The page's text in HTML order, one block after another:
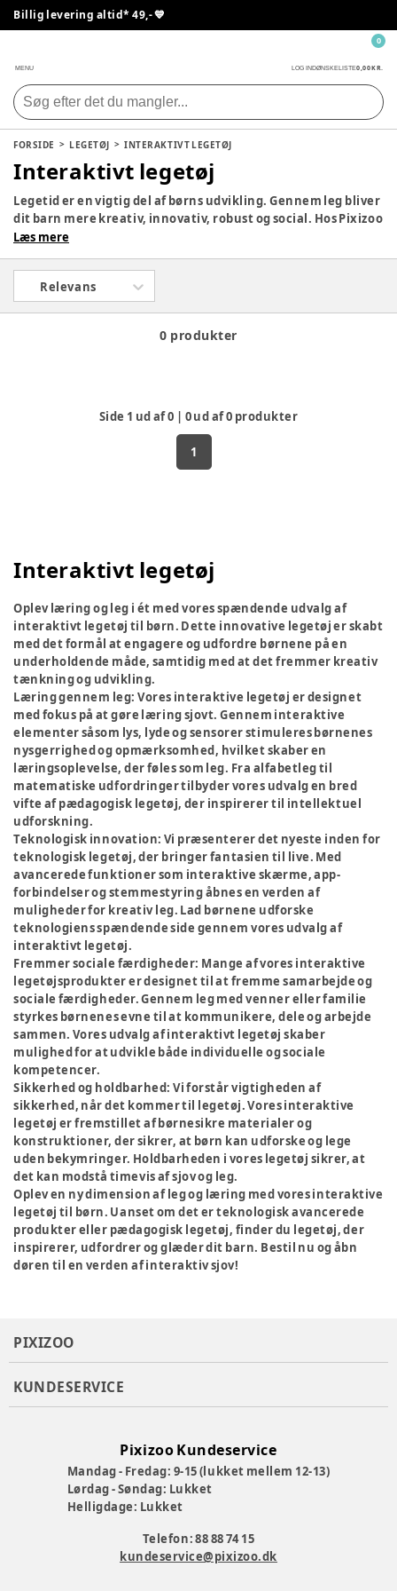
Billig levering altid* 49,- 💙
MENU LOG INDØNSKELISTE0,00 KR.
0
FORSIDE LEGETØJ INTERAKTIVT LEGETØJ
Interaktivt legetøj
Legetid er en vigtig del af børns udvikling. Gennem leg bliver
dit barn mere kreativ, innovativ, robust og social. Hos Pixizoo
har vi samlet det bedste legetøj til både babyer og børn.
barn her.
Læs mere
Relevans
0 produkter
Side 1 ud af0 | 0ud af0 produkter
1
Interaktivt legetøj
Oplev læring og leg i ét med vores spændende udvalg af
interaktivt legetøj til børn. Dette innovative legetøj er skabt
med det formål at engagere og udfordre børnene på en
underholdende måde, samtidig med at det fremmer kreativ
tænkning og udvikling.
Læring gennem leg: Vores interaktive legetøj er designet
med fokus på at gøre læring sjovt. Gennem interaktive
elementer såsom lys, lyde og sensorer stimuleres børnenes
nysgerrighed og opmærksomhed, hvilket skaber en
læringsoplevelse, der føles som leg. Fra alfabetleg til
matematiske udfordringer tilbyder vores udvalg en bred
vifte af pædagogisk legetøj, der inspirerer til intellektuel
udforskning.
Teknologisk innovation: Vi præsenterer det nyeste inden for
teknologisk legetøj, der bringer fantasien til live. Med
avancerede funktioner som interaktive skærme, app-
forbindelser og stemmestyring åbnes en verden af
muligheder for kreativ leg. Lad børnene udforske
teknologiens spændende side gennem vores udvalg af
interaktivt legetøj.
Fremmer sociale færdigheder: Mange af vores interaktive
legetøjsprodukter er designet til at fremme samarbejde og
sociale færdigheder. Gennem leg med venner eller familie
styrkes børnenes evne til at kommunikere, dele og arbejde
sammen. Vores udvalg af interaktivt legetøj skaber
mulighed for at udvikle både individuelle og sociale
kompetencer.
Sikkerhed og holdbarhed: Vi forstår vigtigheden af
sikkerhed, når det kommer til legetøj. Vores interaktive
legetøj er fremstillet af børnesikre materialer og
konstruktioner, der sikrer, at børn kan udforske og lege
uden bekymringer. Holdbarheden i vores legetøj sikrer, at
det kan modstå timevis af sjov og leg.
Oplev en ny dimension af leg og læring med vores interaktive
legetøj til børn. Uanset om det er teknologisk avancerede
produkter eller pædagogisk legetøj, finder du legetøj, der
inspirerer, udfordrer og glæder dit barn. Bestil nu og åbn
døren til en verden af interaktiv sjov!
PIXIZOO
KUNDESERVICE
Pixizoo Kundeservice
Mandag - Fredag: 9-15 (lukket mellem 12-13)
Lørdag - Søndag: Lukket
Helligdage: Lukket
Telefon: 88 88 74 15
kundeservice@pixizoo.dk